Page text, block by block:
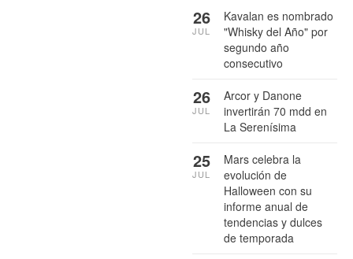
Kavalan es nombrado
"Whisky del Año" por
segundo año
consecutivo
26
JUL
Arcor y Danone
invertirán 70 mdd en
La Serenísima
26
JUL
Mars celebra la
evolución de
Halloween con su
informe anual de
tendencias y dulces
de temporada
25
JUL